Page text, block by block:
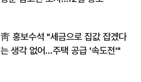
靑 홍보수석 "세금으로 집값 잡겠다
는 생각 없어…주택 공급 '속도전'"